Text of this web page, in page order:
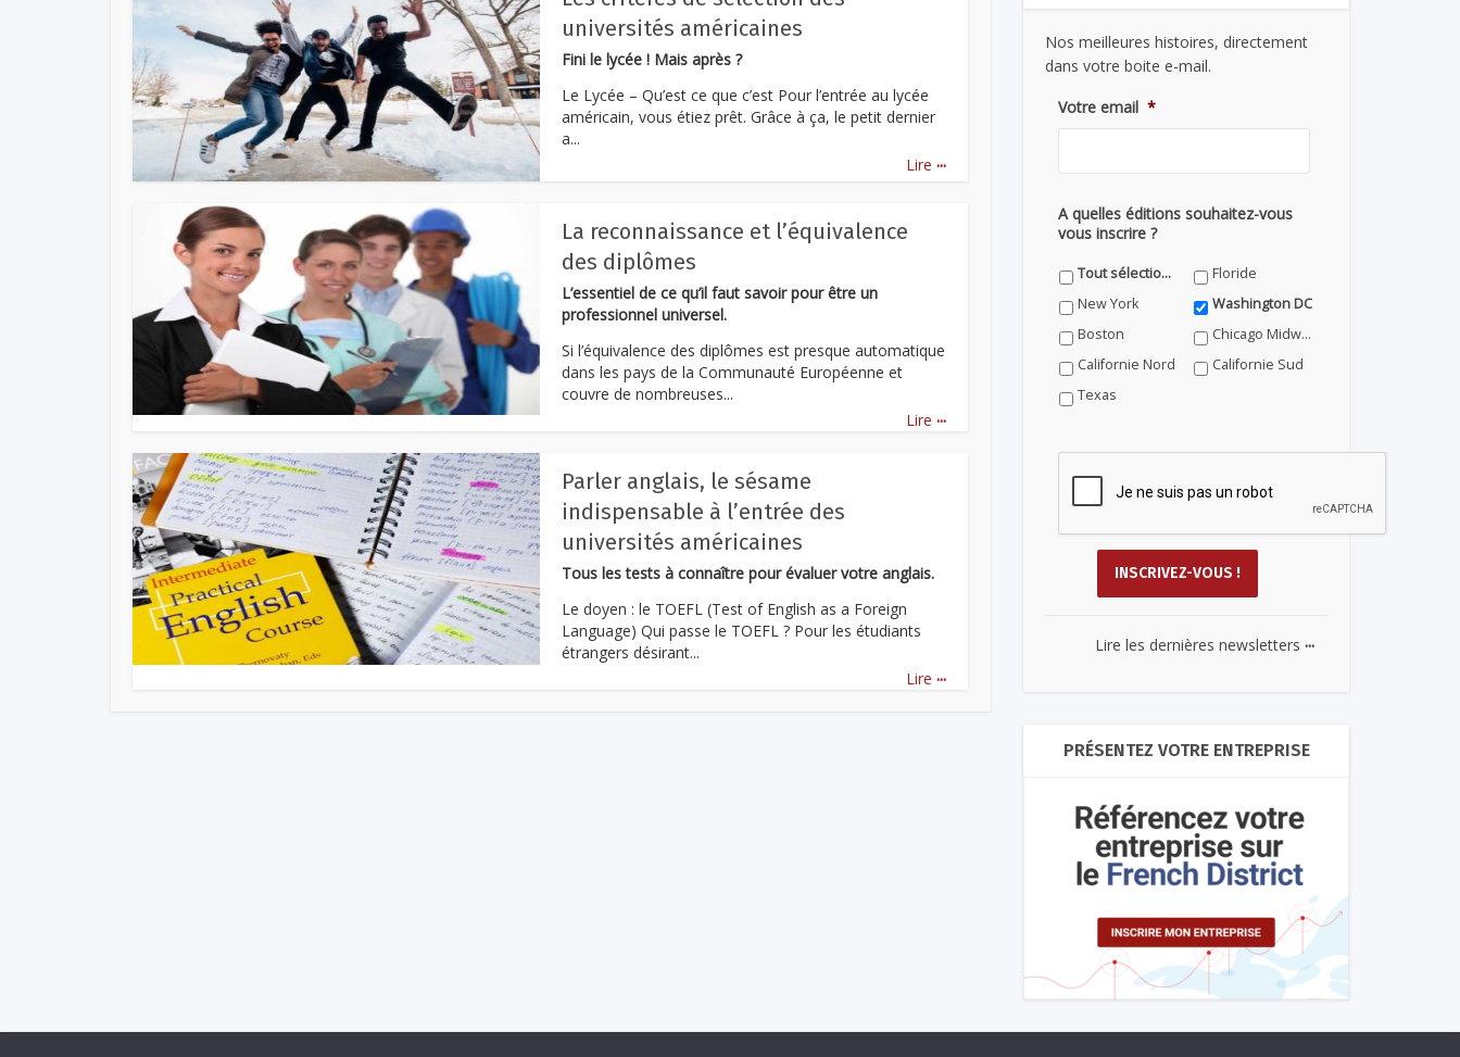
universités américaines
Fini le lycée ! Mais après ?
Le Lycée – Qu’est ce que c’est Pour l’entrée au lycée
américain, vous étiez prêt. Grâce à ça, le petit dernier
a...
Lire ...
La reconnaissance et l’équivalence
des diplômes
L’essentiel de ce qu’il faut savoir pour être un
professionnel universel.
Si l’équivalence des diplômes est presque automatique
dans les pays de la Communauté Européenne et
couvre de nombreuses...
Lire ...
Parler anglais, le sésame
indispensable à l’entrée des
universités américaines
Tous les tests à connaître pour évaluer votre anglais.
Le doyen : le TOEFL (Test of English as a Foreign
Language) Qui passe le TOEFL ? Pour les étudiants
étrangers désirant...
Lire ...
Nos meilleures histoires, directement
dans votre boite e-mail.
Votre email *
A quelles éditions souhaitez-vous
vous inscrire ?
Tout sélectionner
Floride
New York
Washington DC
Boston
Chicago Midwest
Californie Nord
Californie Sud
Texas
Lire les dernières newsletters ...
PRÉSENTEZ VOTRE ENTREPRISE